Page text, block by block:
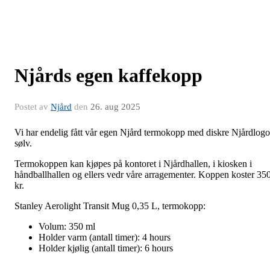
Njårds egen kaffekopp
Postet av Njård den 26. aug 2025
Vi har endelig fått vår egen Njård termokopp med diskre
sølv.
Termokoppen kan kjøpes på kontoret i Njårdhallen, i kiosken i
håndballhallen og ellers vedr våre arragementer. Koppen koster
kr.
Stanley Aerolight Transit Mug 0,35 L, termokopp:
Volum: 350 ml
Holder varm (antall timer): 4 hours
Holder kjølig (antall timer): 6 hours